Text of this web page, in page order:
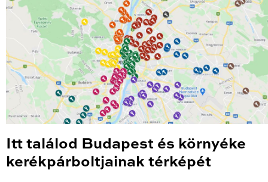
Itt találod Budapest és környéke
kerékpárboltjainak térképét